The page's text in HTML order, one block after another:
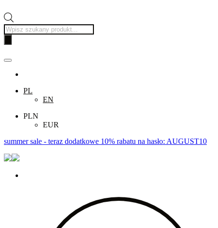
Wyszukiwarka
produktów
PL
EN
PLN
EUR
summer sale - teraz dodatkowe 10% rabatu na hasło: AUGUST10